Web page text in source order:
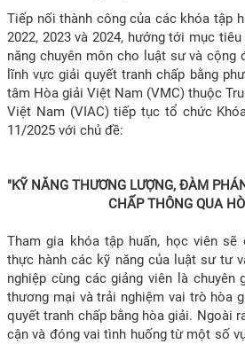
Tiếp nối thành công của các khóa tập
2022, 2023 và 2024, hướng tới mục
năng chuyên môn cho luật sư và cộng
lĩnh vực giải quyết tranh chấp bằng
tâm Hòa giải Việt Nam (VMC) thuộc
Việt Nam (VIAC) tiếp tục tổ chức
11/2025 với chủ đề:
"KỸ NĂNG THƯƠNG LƯỢNG, ĐÀM
CHẤP THÔNG QUA
Tham gia khóa tập huấn, học viên
thực hành các kỹ năng của luật sư tư
nghiệp cùng các giảng viên là chuyên
thương mại và trải nghiệm vai trò hòa
quyết tranh chấp bằng hòa giải. Ngoài
cận và đóng vai tình huống từ một số